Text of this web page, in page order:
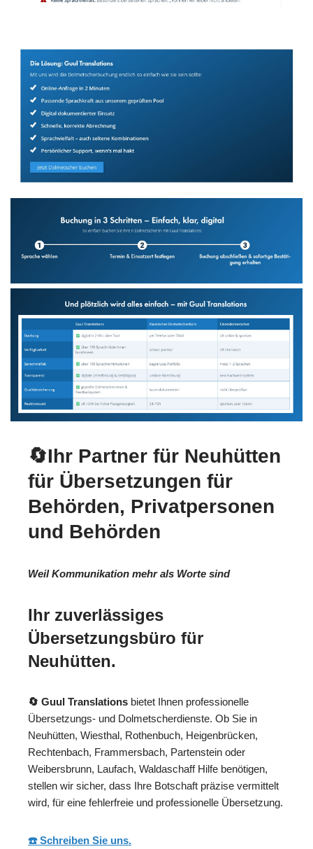
🔄Ihr Partner für Neuhütten
für Übersetzungen für
Behörden, Privatpersonen
und Behörden
Weil Kommunikation mehr als Worte sind
Ihr zuverlässiges
Übersetzungsbüro für
Neuhütten.
🔄 Guul Translations bietet Ihnen professionelle
Übersetzungs- und Dolmetscherdienste. Ob Sie in
Neuhütten, Wiesthal, Rothenbuch, Heigenbrücken,
Rechtenbach, Frammersbach, Partenstein oder
Weibersbrunn, Laufach, Waldaschaff Hilfe benötigen,
stellen wir sicher, dass Ihre Botschaft präzise vermittelt
wird, für eine fehlerfreie und professionelle Übersetzung.
☎️ Schreiben Sie uns.